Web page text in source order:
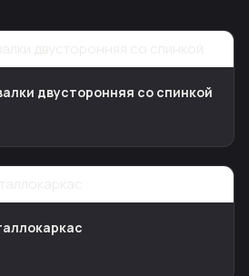
двусторонняя со спинкой